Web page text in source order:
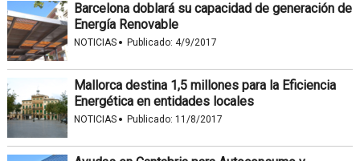
Barcelona doblará su capacidad de generación de
Energía Renovable
NOTICIAS · Publicado: 4/9/2017
Mallorca destina 1,5 millones para la Eficiencia
Energética en entidades locales
NOTICIAS · Publicado: 11/8/2017